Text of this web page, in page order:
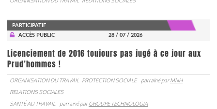
PARTICIPATIF
ACCÈS PUBLIC
28 / 07 / 2026
Licenciement de 2016 toujours pas jugé à ce jour aux
Prud’hommes !
ORGANISATION DU TRAVAIL PROTECTION SOCIALE parrainé parMNH
RELATIONS SOCIALES
SANTÉ AU TRAVAIL
parrainé parGROUPE TECHNOLOGIA